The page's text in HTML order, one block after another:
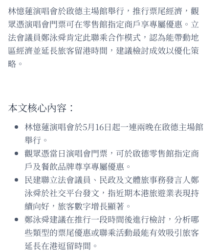
林憶蓮演唱會於啟德主場館舉行，推行票尾經濟，觀
眾憑演唱會門票可在零售館指定商戶享專屬優惠。立
法會議員鄭泳舜肯定此聯乘合作模式，認為能帶動地
區經濟並延長旅客留港時間，建議檢討成效以優化策
略。
本文核心內容：
林憶蓮演唱會於5月16日起一連兩晚在啟德主場館
舉行。
觀眾憑當日演唱會門票，可於啟德零售館指定商
戶及餐飲品牌尊享專屬優惠。
民建聯立法會議員、民政及文體旅事務發言人鄭
泳舜於社交平台發文，指近期本港旅遊業表現持
續向好，旅客數字增長顯著。
鄭泳舜建議在推行一段時間後進行檢討，分析哪
些類型的票尾優惠或聯乘活動最能有效吸引旅客
延長在港逗留時間。